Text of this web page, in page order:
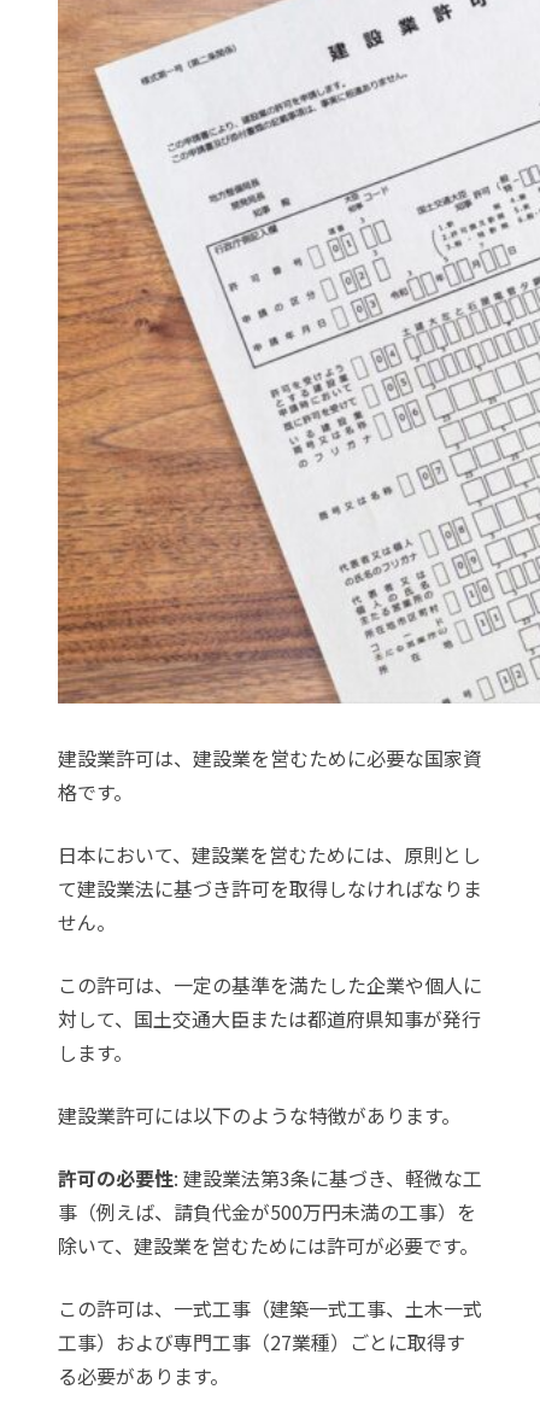
建設業許可は、建設業を営むために必要な国家資
格です。
日本において、建設業を営むためには、原則とし
て建設業法に基づき許可を取得しなければなりま
せん。
この許可は、一定の基準を満たした企業や個人に
対して、国土交通大臣または都道府県知事が発行
します。
建設業許可には以下のような特徴があります。
許可の必要性: 建設業法第3条に基づき、軽微な工
事（例えば、請負代金が500万円未満の工事）を
除いて、建設業を営むためには許可が必要です。
この許可は、一式工事（建築一式工事、土木一式
工事）および専門工事（27業種）ごとに取得す
る必要があります。